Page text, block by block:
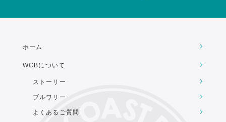
ホーム
WCBについて
ストーリー
ブルワリー
よくあるご質問